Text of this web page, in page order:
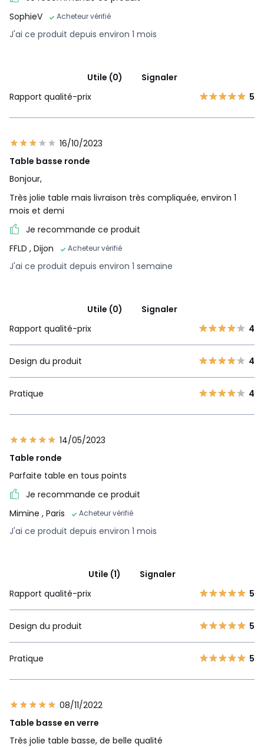
SophieV
Acheteur vérifié
J'ai ce produit depuis environ 1 mois
Utile (0)
Signaler
Rapport qualité-prix
5
16/10/2023
Table basse ronde
Bonjour,
Très jolie table mais livraison très compliquée, environ 1
mois et demi
Je recommande ce produit
FFLD , Dijon Acheteur vérifié
J'ai ce produit depuis environ 1 semaine
Utile (0)
Signaler
Rapport qualité-prix
4
Design du produit 4
Pratique 4
14/05/2023
Table ronde
Parfaite table en tous points
Je recommande ce produit
Mimine , Paris Acheteur vérifié
J'ai ce produit depuis environ 1 mois
Utile (1)
Signaler
Rapport qualité-prix
5
Design du produit 5
Pratique 5
08/11/2022
Table basse en verre
Très jolie table basse, de belle qualité